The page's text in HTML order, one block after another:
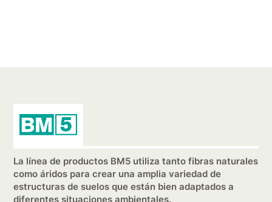
La línea de productos BM5 utiliza tanto fibras naturales
como áridos para crear una amplia variedad de
estructuras de suelos que están bien adaptados a
diferentes situaciones ambientales.